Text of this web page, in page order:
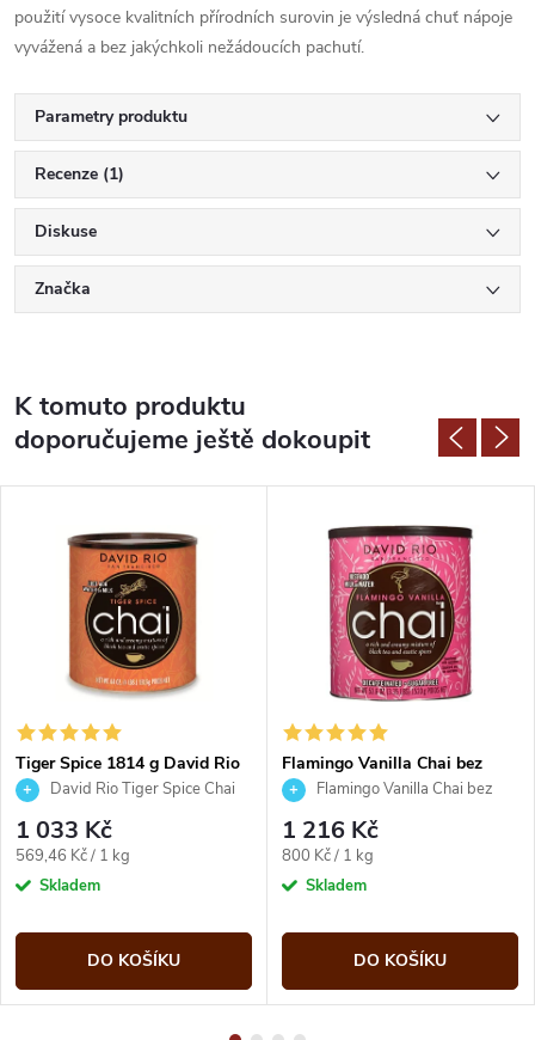
použití vysoce kvalitních přírodních surovin je výsledná chuť nápoje
vyvážená a bez jakýchkoli nežádoucích pachutí.
Parametry produktu
Recenze (1)
Diskuse
Značka
K tomuto produktu
doporučujeme ještě dokoupit
Tiger Spice 1814 g David Rio
David Rio Tiger Spice Chai
1520 g
1 033 Kč
Měrná
cena:
569,46 Kč / 1 kg
Skladem
DO KOŠÍKU
Flamingo Vanilla Chai bez
cukru a kofeinu 1520 g David
Flamingo Vanilla Chai bez
cukru a kofeinu 1520 g David Rio
1 216 Kč
Měrná
cena:
800 Kč / 1 kg
Skladem
DO KOŠÍKU